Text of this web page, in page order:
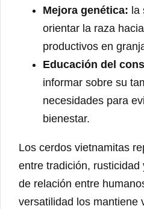
Mejora genética: la
orientar la raza
productivos en
Educación del
informar sobre su
necesidades para
bienestar.
Los cerdos vietnamitas
entre tradición,
de relación entre
versatilidad los mantiene